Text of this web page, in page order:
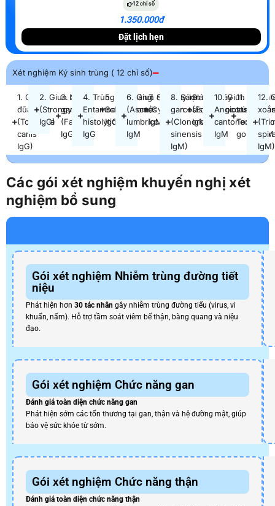
12 chỉ số
1.350.000đ
Đặt lịch hẹn
Xét nghiệm Ký sinh trùng ( 12 chỉ số)
1. Giun
đũa chó
(Toxocara
canis
IgG)
2. Giun lương
(Strongyloides
IgG)
3. Sán lá
gan lớn
(Fasciola
IgG)
4. Trùng
Entamoeba
histolytica
IgG
5. Sán máng
Schistosoma
IgG
6. Giun đũa
(Ascaris
lumbricoides)
IgM
7. Sán dây lợn
(Cysticercosis)
IgM
8. Sán lá
gan
(Clonorchis
sinensis
IgM)
9. Sán dây
(Echinococcus
IgM)
10. Giun
cantonensis
IgM
11. Ký sinh
trùng
gondiiIgM
12.
IgM)
Các gói xét nghiệm khuyến nghị xét
nghiệm bổ sung
Gói xét nghiệm Nhiễm trùng đường tiết
niệu
Phát hiện hơn 30 tác nhân gây nhiễm trùng đường tiểu (virus, vi
khuẩn, nấm). Hỗ trợ tầm soát viêm bể thận, bàng quang và niệu
đạo.
Gói xét nghiệm Chức năng gan
Đánh giá toàn diện chức năng gan
Phát hiện sớm các tổn thương tại gan, thận và hệ đường mật, giúp
bảo vệ sức khỏe từ sớm.
Gói xét nghiệm Chức năng thận
Đánh giá toàn diện chức năng thận